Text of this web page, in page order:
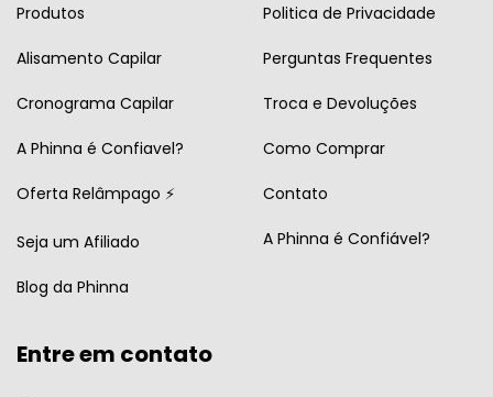
Produtos
Alisamento Capilar
Cronograma Capilar
A Phinna é Confiavel?
Oferta Relâmpago ⚡
Seja um Afiliado
Blog da Phinna
Politica de Privacidade
Perguntas Frequentes
Troca e Devoluções
Como Comprar
Contato
A Phinna é Confiável?
Entre em contato